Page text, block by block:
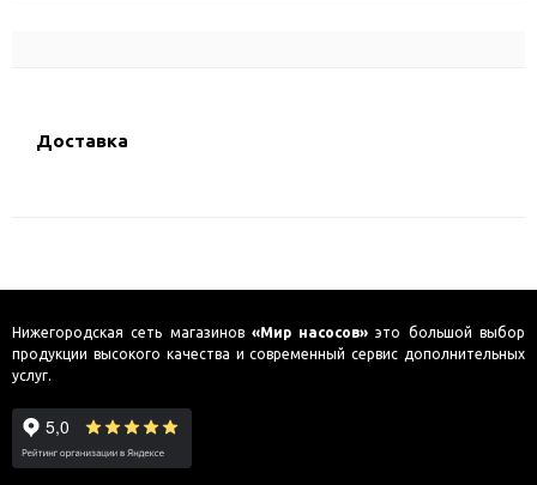
Доставка
Нижегородская сеть магазинов «Мир насосов» это большой выбор
продукции высокого качества и современный сервис дополнительных
услуг.